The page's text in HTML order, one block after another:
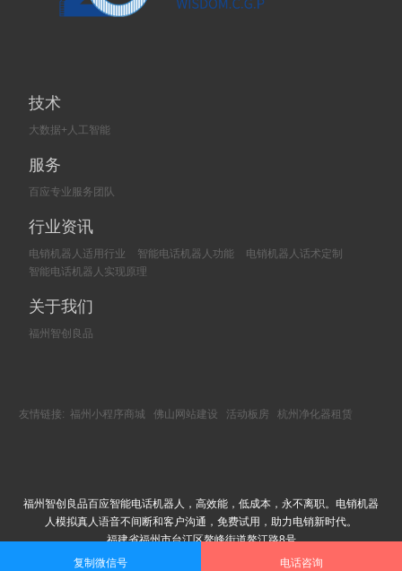
技术
大数据+人工智能
服务
百应专业服务团队
行业资讯
电销机器人适用行业 智能电话机器人功能
电销机器人话术定制
智能电话机器人实现原理
关于我们
福州智创良品
友情链接: 福州小程序商城 佛山网站建设 活动板房 杭州净化器租赁
福州智创良品百应智能电话机器人，高效能，低成本，永不离职。电销机器
人模拟真人语音不间断和客户沟通，免费试用，助力电销新时代。
福建省福州市台江区鳌峰街道鳌江路8号
Copyright © 2002-2018 福州智创良品科技有限公司 版权所有
复制微信号 电话咨询